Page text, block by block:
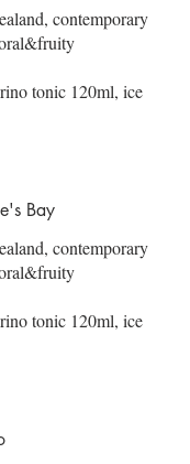
contemporary
tonic 120ml, ice
Bay
contemporary
tonic 120ml, ice